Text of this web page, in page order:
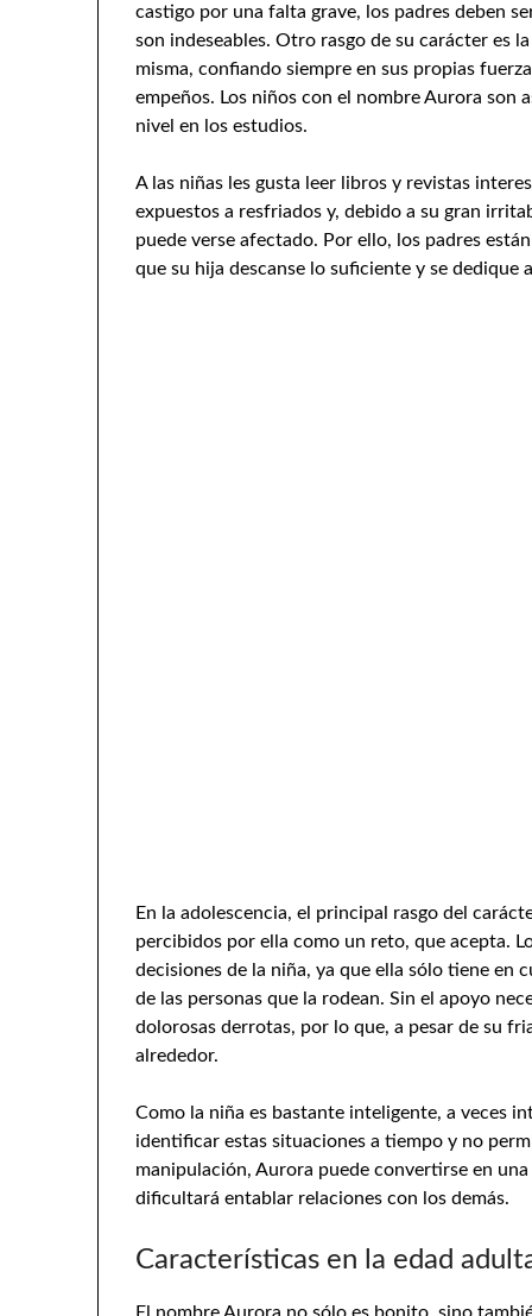
castigo por una falta grave, los padres deben
son indeseables. Otro rasgo de su carácter es
misma, confiando siempre en sus propias
empeños. Los niños con el nombre Aurora son
nivel en los estudios.
A las niñas les gusta leer libros y revistas
expuestos a resfriados y, debido a su gran
puede verse afectado. Por ello, los padres
que su hija descanse lo suficiente y se dedique
En la adolescencia, el principal rasgo del
percibidos por ella como un reto, que acepta.
decisiones de la niña, ya que ella sólo tiene en
de las personas que la rodean. Sin el apoyo
dolorosas derrotas, por lo que, a pesar de su
alrededor.
Como la niña es bastante inteligente, a veces
identificar estas situaciones a tiempo y no
manipulación, Aurora puede convertirse en
dificultará entablar relaciones con los demás.
Características en la edad